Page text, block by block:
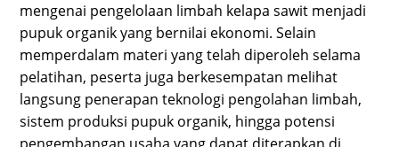
mengenai pengelolaan limbah kelapa sawit menjadi
pupuk organik yang bernilai ekonomi. Selain
memperdalam materi yang telah diperoleh selama
pelatihan, peserta juga berkesempatan melihat
langsung penerapan teknologi pengolahan limbah,
sistem produksi pupuk organik, hingga potensi